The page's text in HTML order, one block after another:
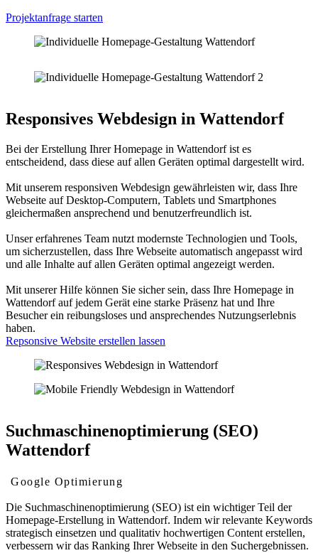
Projektanfrage starten
Responsives Webdesign in Wattendorf
Bei der Erstellung Ihrer Homepage in Wattendorf ist es
entscheidend, dass diese auf allen Geräten optimal dargestellt wird.
Mit unserem responsiven Webdesign gewährleisten wir, dass Ihre
Webseite auf Desktop-Computern, Tablets und Smartphones
gleichermaßen ansprechend und benutzerfreundlich ist.
Unser erfahrenes Team nutzt modernste Technologien und Tools,
um sicherzustellen, dass Ihre Webseite automatisch angepasst wird
und alle Inhalte auf allen Geräten optimal angezeigt werden.
Mit unserer Hilfe können Sie sicher sein, dass Ihre Homepage in
Wattendorf auf jedem Gerät eine starke Präsenz hat und Ihre
Besucher ein reibungsloses und ansprechendes Nutzungserlebnis
haben.
Repsonsive Website erstellen lassen
Suchmaschinenoptimierung (SEO)
Wattendorf
Google Optimierung
Die Suchmaschinenoptimierung (SEO) ist ein wichtiger Teil der
Homepage-Erstellung in Wattendorf. Indem wir relevante Keywords
strategisch einsetzen und qualitativ hochwertigen Content erstellen,
verbessern wir das Ranking Ihrer Webseite in den Suchergebnissen.